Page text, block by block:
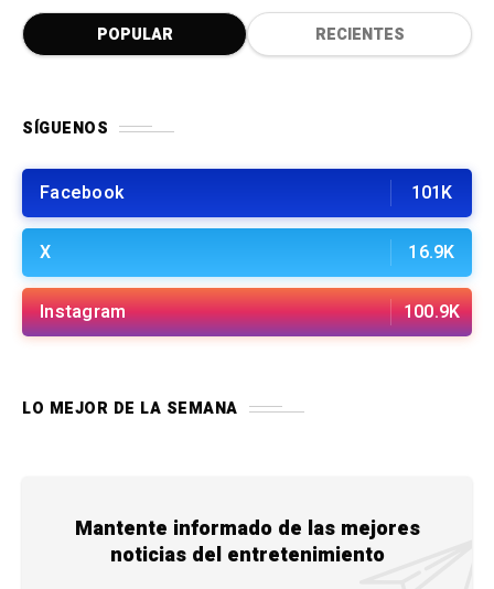
POPULAR RECIENTES
SÍGUENOS
Facebook 101K
X 16.9K
Instagram 100.9K
LO MEJOR DE LA SEMANA
Mantente informado de las mejores
noticias del entretenimiento